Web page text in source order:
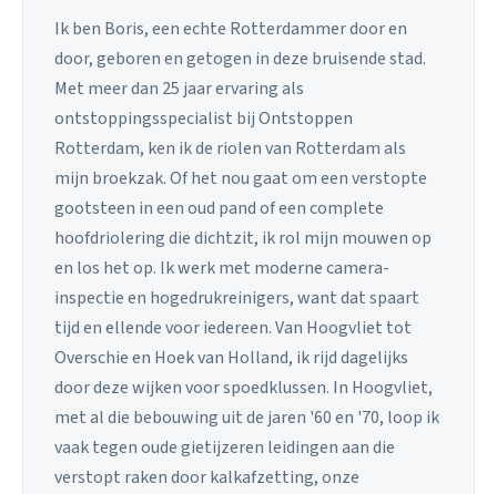
Ik ben Boris, een echte Rotterdammer door en
door, geboren en getogen in deze bruisende stad.
Met meer dan 25 jaar ervaring als
ontstoppingsspecialist bij Ontstoppen
Rotterdam, ken ik de riolen van Rotterdam als
mijn broekzak. Of het nou gaat om een verstopte
gootsteen in een oud pand of een complete
hoofdriolering die dichtzit, ik rol mijn mouwen op
en los het op. Ik werk met moderne camera-
inspectie en hogedrukreinigers, want dat spaart
tijd en ellende voor iedereen. Van Hoogvliet tot
Overschie en Hoek van Holland, ik rijd dagelijks
door deze wijken voor spoedklussen. In Hoogvliet,
met al die bebouwing uit de jaren '60 en '70, loop ik
vaak tegen oude gietijzeren leidingen aan die
verstopt raken door kalkafzetting, onze